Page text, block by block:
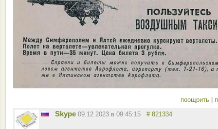
поощрить
Skype 09.12.2023 в 09:45:15 # 821334